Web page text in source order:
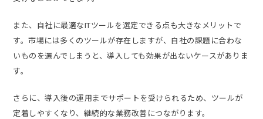
また、自社に最適なITツールを選定できる点も大きなメリットで
す。市場には多くのツールが存在しますが、自社の課題に合わな
いものを選んでしまうと、導入しても効果が出ないケースがありま
す。
さらに、導入後の運用までサポートを受けられるため、ツールが
定着しやすくなり、継続的な業務改善につながります。